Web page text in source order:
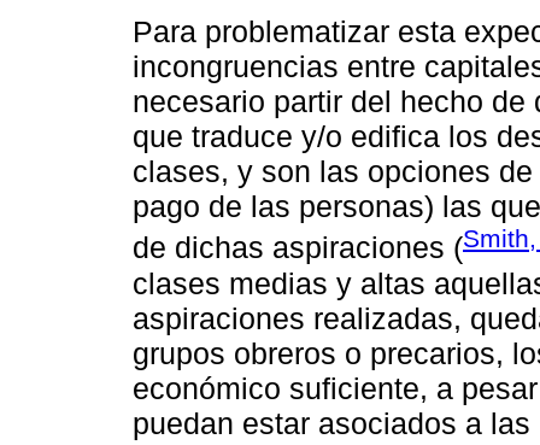
Para problematizar esta
incongruencias entre
necesario partir del hecho
que traduce y/o edifica los
clases, y son las opciones
pago de las personas) las
de dichas aspiraciones (
clases medias y altas
aspiraciones realizadas,
grupos obreros o precarios,
económico suficiente, a
puedan estar asociados a